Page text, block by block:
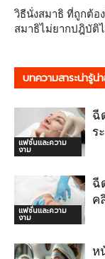
วิธีนั่งสมาธิ ที่ถูกต้อ
สมาธิไม่ยากปฎิบัติ
บทความสาระน่ารู้น่
แฟชั่นและความ
งาม
ฉี
ร
แฟชั่นและความ
งาม
ฉี
ค
ห